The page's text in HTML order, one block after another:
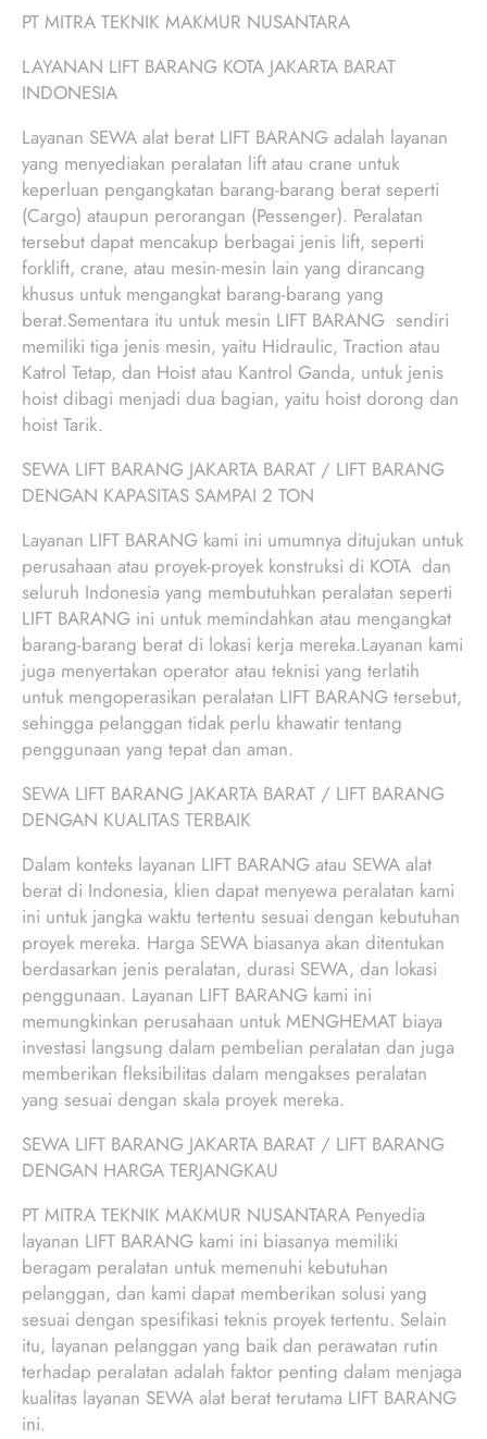
PT MITRA TEKNIK MAKMUR NUSANTARA
LAYANAN LIFT BARANG KOTA JAKARTA BARAT
INDONESIA
Layanan SEWA alat berat LIFT BARANG adalah layanan
yang menyediakan peralatan lift atau crane untuk
keperluan pengangkatan barang-barang berat seperti
(Cargo) ataupun perorangan (Pessenger). Peralatan
tersebut dapat mencakup berbagai jenis lift, seperti
forklift, crane, atau mesin-mesin lain yang dirancang
khusus untuk mengangkat barang-barang yang
berat.Sementara itu untuk mesin LIFT BARANG sendiri
memiliki tiga jenis mesin, yaitu Hidraulic, Traction atau
Katrol Tetap, dan Hoist atau Kantrol Ganda, untuk jenis
hoist dibagi menjadi dua bagian, yaitu hoist dorong dan
hoist Tarik.
SEWA LIFT BARANG JAKARTA BARAT / LIFT BARANG
DENGAN KAPASITAS SAMPAI 2 TON
Layanan LIFT BARANG kami ini umumnya ditujukan untuk
perusahaan atau proyek-proyek konstruksi di KOTA dan
seluruh Indonesia yang membutuhkan peralatan seperti
LIFT BARANG ini untuk memindahkan atau mengangkat
barang-barang berat di lokasi kerja mereka.Layanan kami
juga menyertakan operator atau teknisi yang terlatih
untuk mengoperasikan peralatan LIFT BARANG tersebut,
sehingga pelanggan tidak perlu khawatir tentang
penggunaan yang tepat dan aman.
SEWA LIFT BARANG JAKARTA BARAT / LIFT BARANG
DENGAN KUALITAS TERBAIK
Dalam konteks layanan LIFT BARANG atau SEWA alat
berat di Indonesia, klien dapat menyewa peralatan kami
ini untuk jangka waktu tertentu sesuai dengan kebutuhan
proyek mereka. Harga SEWA biasanya akan ditentukan
berdasarkan jenis peralatan, durasi SEWA, dan lokasi
penggunaan. Layanan LIFT BARANG kami ini
memungkinkan perusahaan untuk MENGHEMAT biaya
investasi langsung dalam pembelian peralatan dan juga
memberikan fleksibilitas dalam mengakses peralatan
yang sesuai dengan skala proyek mereka.
SEWA LIFT BARANG JAKARTA BARAT / LIFT BARANG
DENGAN HARGA TERJANGKAU
PT MITRA TEKNIK MAKMUR NUSANTARA Penyedia
layanan LIFT BARANG kami ini biasanya memiliki
beragam peralatan untuk memenuhi kebutuhan
pelanggan, dan kami dapat memberikan solusi yang
sesuai dengan spesifikasi teknis proyek tertentu. Selain
itu, layanan pelanggan yang baik dan perawatan rutin
terhadap peralatan adalah faktor penting dalam menjaga
kualitas layanan SEWA alat berat terutama LIFT BARANG
ini.